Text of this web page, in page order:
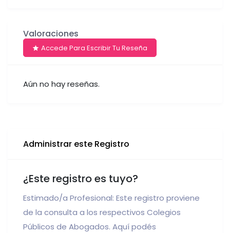
Valoraciones
Accede Para Escribir Tu Reseña
Aún no hay reseñas.
Administrar este Registro
¿Este registro es tuyo?
Estimado/a Profesional: Este registro proviene
de la consulta a los respectivos Colegios
Públicos de Abogados. Aquí podés